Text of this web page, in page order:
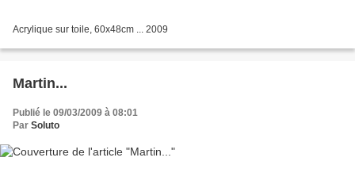
Acrylique sur toile, 60x48cm ... 2009
Martin...
Publié le 09/03/2009 à 08:01
Par Soluto